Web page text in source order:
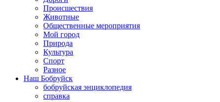
Происшествия
Животные
Общественные мероприятия
Мой город
Природа
Культура
Спорт
Разное
Наш Бобруйск
бобруйская энциклопедия
справка